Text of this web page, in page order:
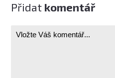
Přidat komentář